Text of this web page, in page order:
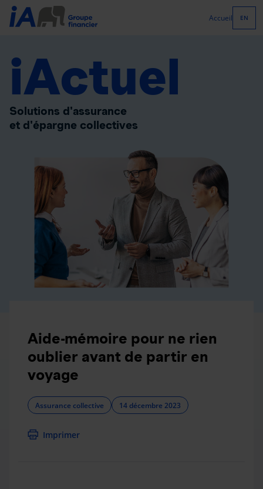
Accueil EN
iActuel
Solutions d'assurance
et d'épargne collectives
Aide-mémoire pour ne rien
oublier avant de partir en
voyage
Assurance collective 14 décembre 2023
Imprimer